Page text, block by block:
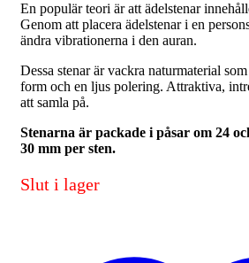
En populär teori är att ädelstenar
Genom att placera ädelstenar i en
ändra vibrationerna i den auran.
Dessa stenar är vackra naturmaterial
form och en ljus polering. Attraktiva,
att samla på.
Stenarna är packade i påsar om 24
30 mm per sten.
Slut i lager